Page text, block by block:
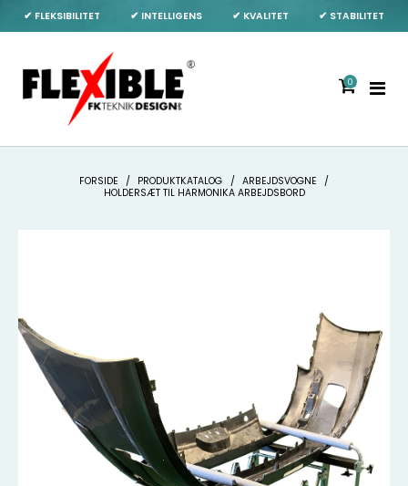
✔ FLEKSIBILITET ✔ INTELLIGENS ✔ KVALITET ✔ STABILITET
0
FORSIDE / PRODUKTKATALOG / ARBEJDSVOGNE
/
HOLDERSÆT TIL HARMONIKA ARBEJDSBORD